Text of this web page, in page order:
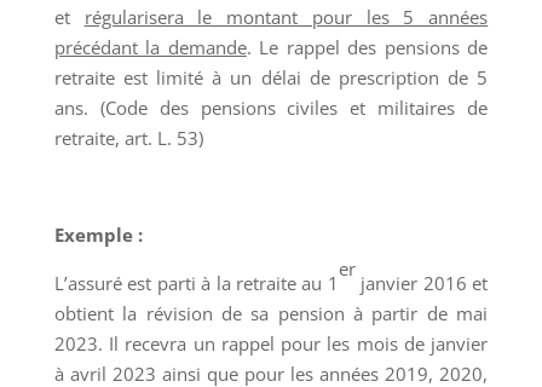
et régularisera le montant pour les 5 années
précédant la demande. Le rappel des pensions de
retraite est limité à un délai de prescription de 5
ans. (Code des pensions civiles et militaires de
retraite, art. L. 53)
Exemple :
L’assuré est parti à la retraite au 1
er
janvier 2016 et
obtient la révision de sa pension à partir de mai
2023. Il recevra un rappel pour les mois de janvier
à avril 2023 ainsi que pour les années 2019, 2020,